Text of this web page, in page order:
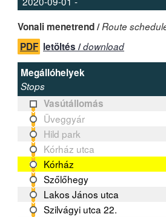
Vonali menetrend /Route
PDF letöltés /download
Megállóhelyek
Stops
Vasútállomás
Üveggyár
Hild park
Kórház utca
Kórház
Szőlőhegy
Lakos János utca
Szilvágyi utca 22.